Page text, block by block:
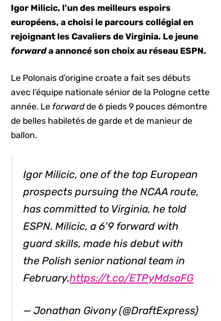
Igor Milicic, l’un des meilleurs espoirs
européens, a choisi le parcours collégial en
rejoignant les Cavaliers de Virginia. Le jeune
forwarda annoncé son choix au réseau ESPN.
Le Polonais d’origine croate a fait ses débuts
avec l’équipe nationale sénior de la Pologne cette
année. Le forwardde 6 pieds 9 pouces démontre
de belles habiletés de garde et de manieur de
ballon.
Igor Milicic, one of the top European
prospects pursuing the NCAA route,
has committed to Virginia, he told
ESPN. Milicic, a 6'9 forward with
guard skills, made his debut with
the Polish senior national team in
February.https://t.co/ETPyMdsaFG
— Jonathan Givony (@DraftExpress)